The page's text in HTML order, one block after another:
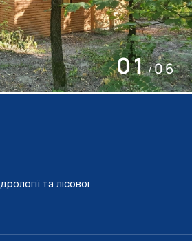
01/06
та лісової